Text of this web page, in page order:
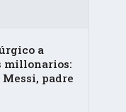
a
millonarios:
padre